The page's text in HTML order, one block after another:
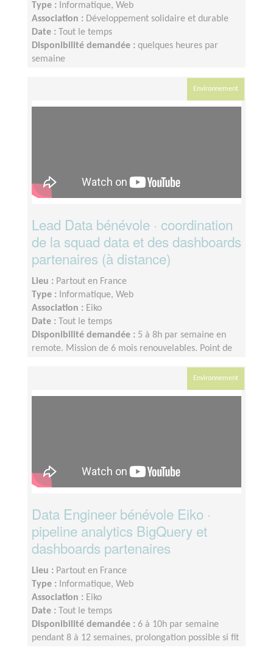
Type :
Informatique, Web
Association : Développement solidaire et durable
Date :
Tout le temps
Disponibilité demandée : quelques heures par
semaine
Environnement
Lead Data bénévole · coordination
de la squad data et des dashboards
partenaires (à distance)
Lieu : Partout en France
Type :
Informatique, Web
Association : Eiko
Date :
Tout le temps
Disponibilité demandée : 5 à 8h par semaine en
remote. Mission de 6 mois renouvelables. Point de
accompagnée par le Product Owner et leEnvironnement
Data Engineer bénévole Eiko ·
pipeline analytics BigQuery et
dashboards partenaires
Lieu : Partout en France
Type :
Informatique, Web
Association : Eiko
Date :
Tout le temps
Disponibilité demandée : 6 à 10h par semaine
pendant 8 à 12 semaines, prolongation possible si fit